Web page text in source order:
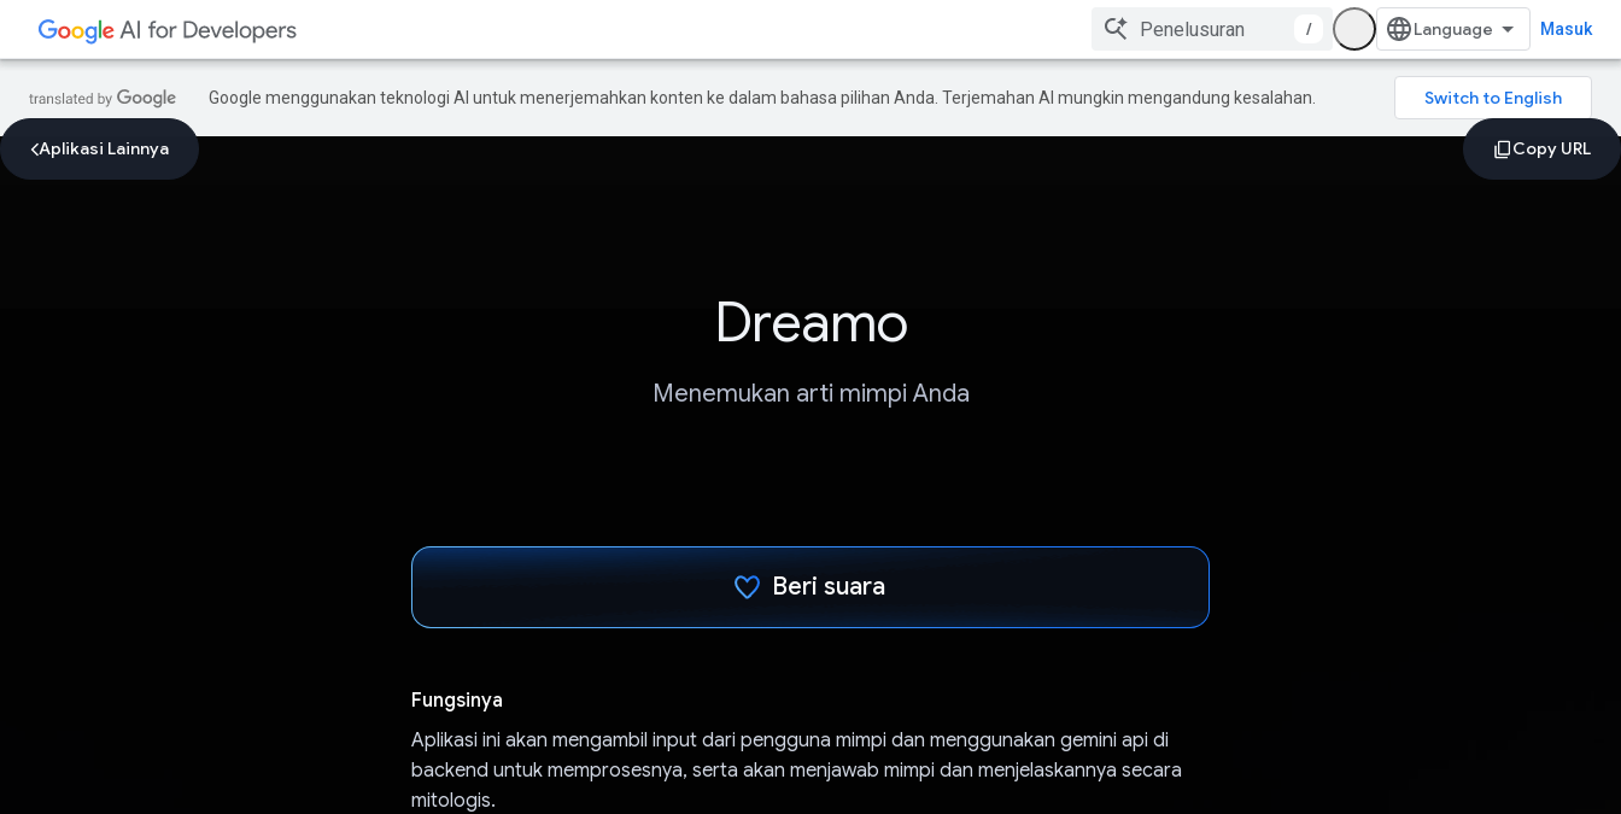
/ Masuk
Google menggunakan teknologi AI untuk menerjemahkan konten ke dalam bahasa pilihan Anda. Terjemahan AI mungkin mengandung kesalahan.
Aplikasi Lainnya
Dreamo
Menemukan arti mimpi Anda
Beri suara
Fungsinya
Aplikasi ini akan mengambil input dari pengguna mimpi dan menggunakan gemini api di
backend untuk memprosesnya, serta akan menjawab mimpi dan menjelaskannya secara
mitologis.